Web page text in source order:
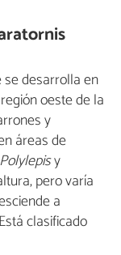
se desarrolla en
oeste de la
y
áreas de
Polylepisy
pero varía
a
clasificado